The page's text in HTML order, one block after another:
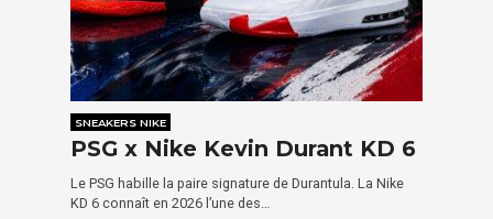
SNEAKERS NIKE
PSG x Nike Kevin Durant KD 6
Le PSG habille la paire signature de Durantula. La Nike
KD 6 connaît en 2026 l’une des…